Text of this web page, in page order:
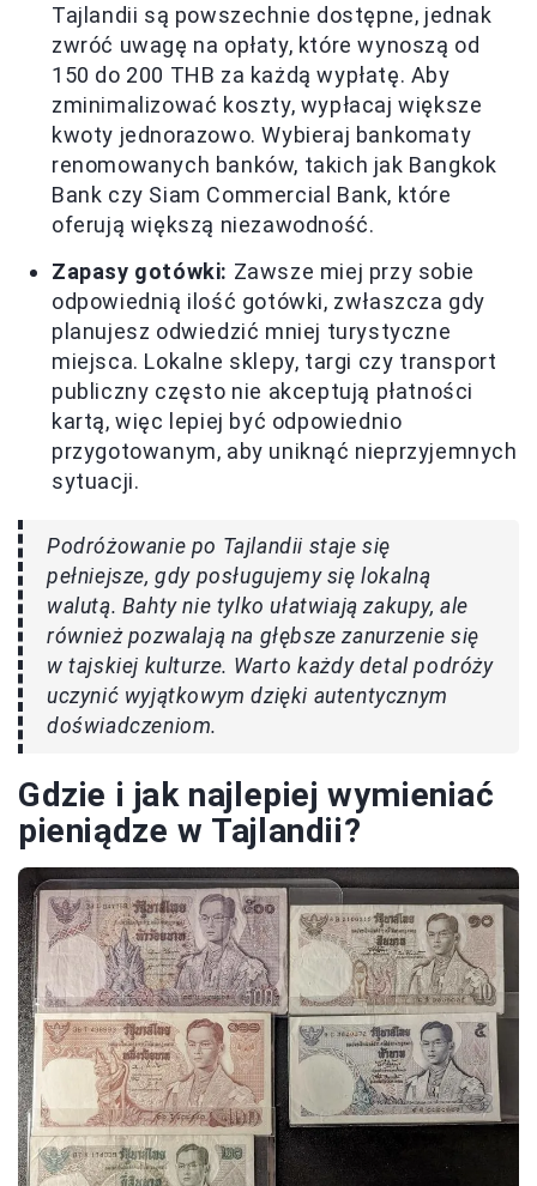
Tajlandii są powszechnie dostępne, jednak
zwróć uwagę na opłaty, które wynoszą od
150 do 200 THB za każdą wypłatę. Aby
zminimalizować koszty, wypłacaj większe
kwoty jednorazowo. Wybieraj bankomaty
renomowanych banków, takich jak Bangkok
Bank czy Siam Commercial Bank, które
oferują większą niezawodność.
Zapasy gotówki: Zawsze miej przy sobie
odpowiednią ilość gotówki, zwłaszcza gdy
planujesz odwiedzić mniej turystyczne
miejsca. Lokalne sklepy, targi czy transport
publiczny często nie akceptują płatności
kartą, więc lepiej być odpowiednio
przygotowanym, aby uniknąć nieprzyjemnych
sytuacji.
Podróżowanie po Tajlandii staje się
pełniejsze, gdy posługujemy się lokalną
walutą. Bahty nie tylko ułatwiają zakupy, ale
również pozwalają na głębsze zanurzenie się
w tajskiej kulturze. Warto każdy detal podróży
uczynić wyjątkowym dzięki autentycznym
doświadczeniom.
Gdzie i jak najlepiej wymieniać
pieniądze w Tajlandii?